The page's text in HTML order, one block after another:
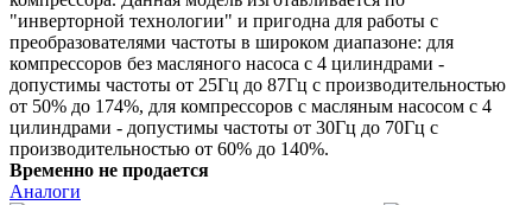
"инверторной технологии" и пригодна для работы с
преобразователями частоты в широком диапазоне: для
компрессоров без масляного насоса с 4 цилиндрами -
допустимы частоты от 25Гц до 87Гц с производительностью
от 50% до 174%, для компрессоров с масляным насосом с 4
цилиндрами - допустимы частоты от 30Гц до 70Гц с
производительностью от 60% до 140%.
Временно не продается
Аналоги